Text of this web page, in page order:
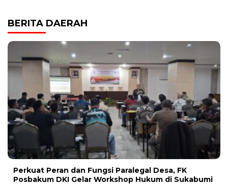
BERITA DAERAH
Perkuat Peran dan Fungsi Paralegal Desa, FK
Posbakum DKI Gelar Workshop Hukum di Sukabumi